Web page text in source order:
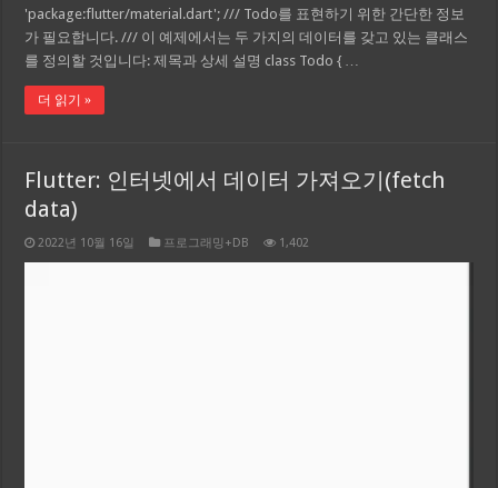
'package:flutter/material.dart'; /// Todo를 표현하기 위한 간단한 정보
가 필요합니다. /// 이 예제에서는 두 가지의 데이터를 갖고 있는 클래스
를 정의할 것입니다: 제목과 상세 설명 class Todo { …
더 읽기 »
Flutter: 인터넷에서 데이터 가져오기(fetch
data)
2022년 10월 16일 프로그래밍+DB 1,402